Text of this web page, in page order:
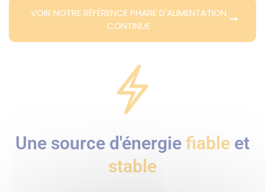
VOIR NOTRE RÉFÉRENCE PHARE D'ALIMENTATION
CONTINUE
Une source d'énergie fiable et
stable